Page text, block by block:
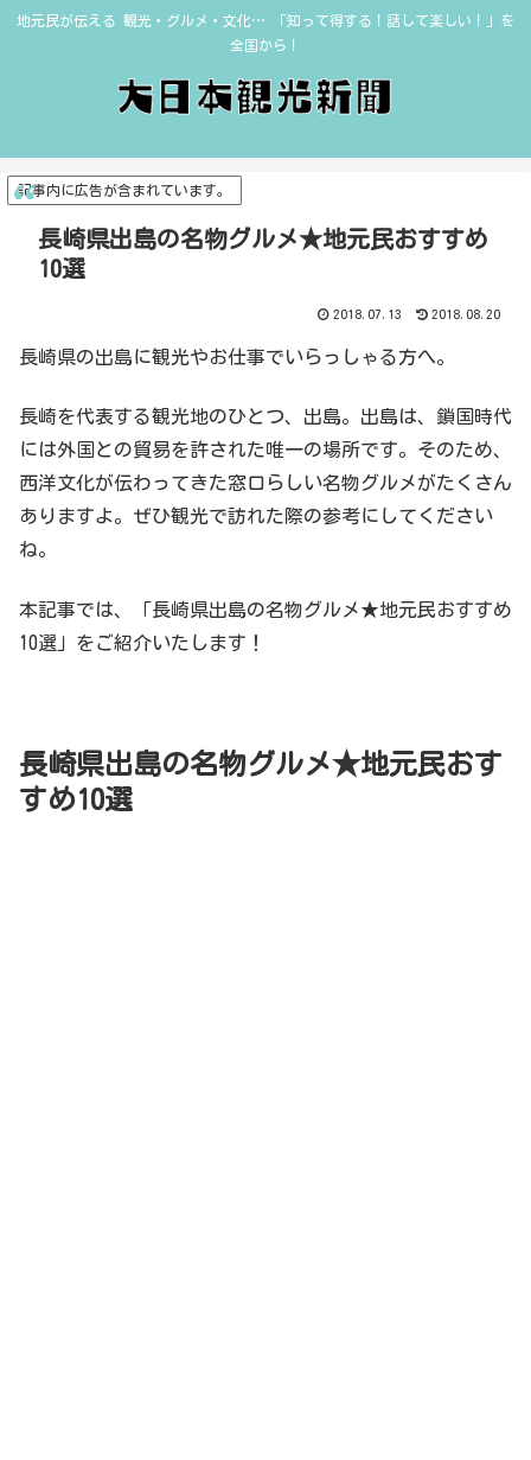
地元民が伝える 観光・グルメ・文化… 「知って得する！話して楽しい！」を
全国から！
記事内に広告が含まれています。
長崎県出島の名物グルメ★地元民おすすめ
10選
2018.07.13 2018.08.20
長崎県の出島に観光やお仕事でいらっしゃる方へ。
長崎を代表する観光地のひとつ、出島。出島は、鎖国時代
には外国との貿易を許された唯一の場所です。そのため、
西洋文化が伝わってきた窓口らしい名物グルメがたくさん
ありますよ。ぜひ観光で訪れた際の参考にしてください
ね。
本記事では、「長崎県出島の名物グルメ★地元民おすすめ
10選」をご紹介いたします！
長崎県出島の名物グルメ★地元民おす
すめ10選